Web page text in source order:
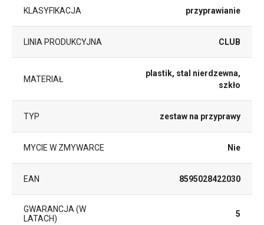
KLASYFIKACJA przyprawianie
LINIA PRODUKCYJNA CLUB
MATERIAŁ
plastik, stal nierdzewna,
szkło
TYP zestaw na przyprawy
MYCIE W ZMYWARCE Nie
EAN 8595028422030
GWARANCJA (W
LATACH)
5